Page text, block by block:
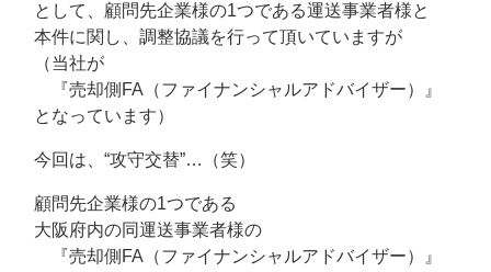
として、顧問先企業様の1つである運送事業者様と
本件に関し、調整協議を行って頂いていますが
（当社が
『売却側FA（ファイナンシャルアドバイザー）』
となっています）
今回は、“攻守交替”…（笑）
顧問先企業様の1つである
大阪府内の同運送事業者様の
『売却側FA（ファイナンシャルアドバイザー）』